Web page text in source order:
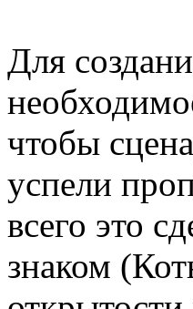
Для
чтобы
успели
всего это
знаком